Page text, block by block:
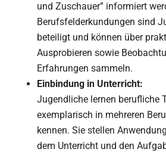
und Zuschauer” informiert
Berufsfelderkundungen sind
beteiligt und können über
Ausprobieren sowie
Erfahrungen sammeln.
Einbindung in Unterricht:
Jugendliche lernen berufliche
exemplarisch in mehreren
kennen. Sie stellen
dem Unterricht und den